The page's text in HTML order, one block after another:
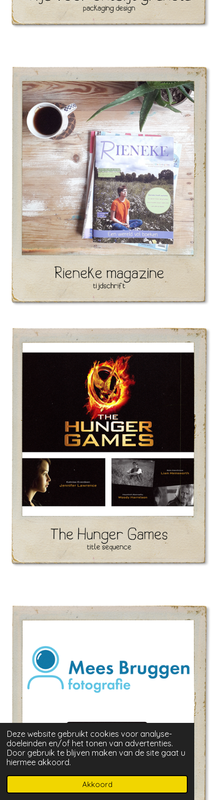
Deze website gebruikt cookies voor analyse-
doeleinden en/of het tonen van advertenties.
Door gebruik te blijven maken van de site gaat u
hiermee akkoord.
Akkoord